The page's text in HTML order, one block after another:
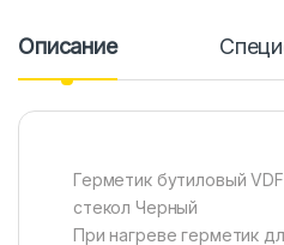
Описание
Герметик бутиловый
стекол Черный
При нагреве герметик